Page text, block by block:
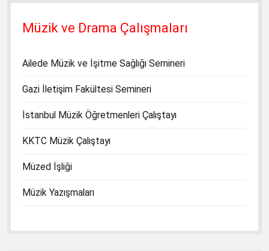
Müzik ve Drama Çalışmaları
Ailede Müzik ve İşitme Sağlığı Semineri
Gazi İletişim Fakültesi Semineri
İstanbul Müzik Öğretmenleri Çalıştayı
KKTC Müzik Çalıştayı
Müzed İşliği
Müzik Yazışmaları